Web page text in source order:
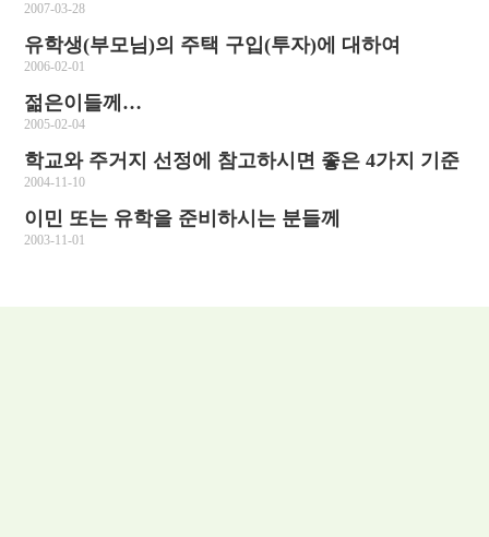
2007-03-28
유학생(부모님)의 주택 구입(투자)에 대하여
2006-02-01
젊은이들께…
2005-02-04
학교와 주거지 선정에 참고하시면 좋은 4가지 기준
2004-11-10
이민 또는 유학을 준비하시는 분들께
2003-11-01